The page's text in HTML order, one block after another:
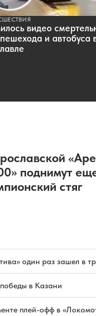
видео
и автобуса
поднимут
стяг
один раз зашел в
в Казани
плей-офф в